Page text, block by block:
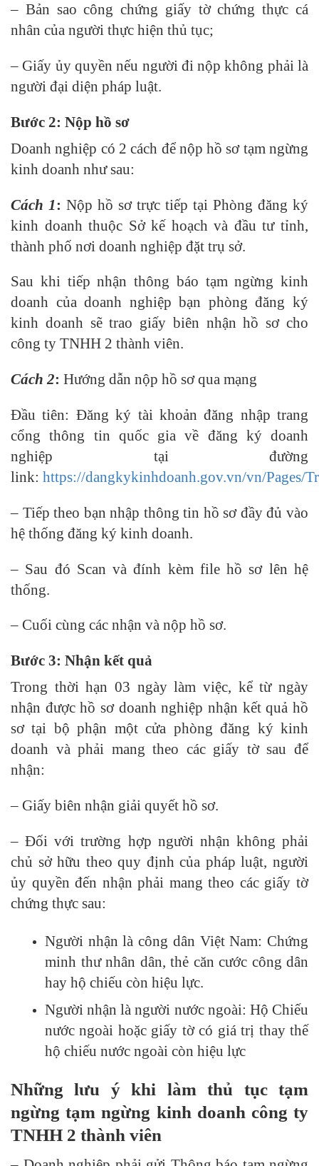
– Bản sao công chứng giấy tờ chứng thực cá
nhân của người thực hiện thủ tục;
– Giấy ủy quyền nếu người đi nộp không phải là
người đại diện pháp luật.
Bước 2: Nộp hồ sơ
Doanh nghiệp có 2 cách để nộp hồ sơ tạm ngừng
kinh doanh như sau:
Cách 1: Nộp hồ sơ trực tiếp tại Phòng đăng ký
kinh doanh thuộc Sở kế hoạch và đầu tư tỉnh,
thành phố nơi doanh nghiệp đặt trụ sở.
Sau khi tiếp nhận thông báo tạm ngừng kinh
doanh của doanh nghiệp bạn phòng đăng ký
kinh doanh sẽ trao giấy biên nhận hồ sơ cho
công ty TNHH 2 thành viên.
Cách 2: Hướng dẫn nộp hồ sơ qua mạng
Đầu tiên: Đăng ký tài khoản đăng nhập trang
cổng thông tin quốc gia về đăng ký doanh
nghiệp tại đường
link: https://dangkykinhdoanh.gov.vn/vn/Pages/
– Tiếp theo bạn nhập thông tin hồ sơ đầy đủ vào
hệ thống đăng ký kinh doanh.
– Sau đó Scan và đính kèm file hồ sơ lên hệ
thống.
– Cuối cùng các nhận và nộp hồ sơ.
Bước 3: Nhận kết quả
Trong thời hạn 03 ngày làm việc, kể từ ngày
nhận được hồ sơ doanh nghiệp nhận kết quả hồ
sơ tại bộ phận một cửa phòng đăng ký kinh
doanh và phải mang theo các giấy tờ sau để
nhận:
– Giấy biên nhận giải quyết hồ sơ.
– Đối với trường hợp người nhận không phải
chủ sở hữu theo quy định của pháp luật, người
ủy quyền đến nhận phải mang theo các giấy tờ
chứng thực sau:
Người nhận là công dân Việt Nam: Chứng
minh thư nhân dân, thẻ căn cước công dân
hay hộ chiếu còn hiệu lực.
Người nhận là người nước ngoài: Hộ Chiếu
nước ngoài hoặc giấy tờ có giá trị thay thế
hộ chiếu nước ngoài còn hiệu lực
Những lưu ý khi làm thủ tục tạm
ngừng tạm ngừng kinh doanh công ty
TNHH 2 thành viên